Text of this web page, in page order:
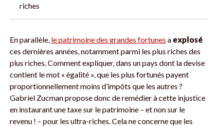
riches
En parallèle, le patrimoine des grandes fortunes a explosé
ces dernières années, notamment parmi les plus riches des
plus riches. Comment expliquer, dans un pays dont la devise
contient le mot « égalité », que les plus fortunés payent
proportionnellement moins d’impôts que les autres ?
Gabriel Zucman propose donc de remédier à cette injustice
en instaurant une taxe sur le patrimoine – et non sur le
revenu ! – pour les ultra-riches. Cela ne concerne que les